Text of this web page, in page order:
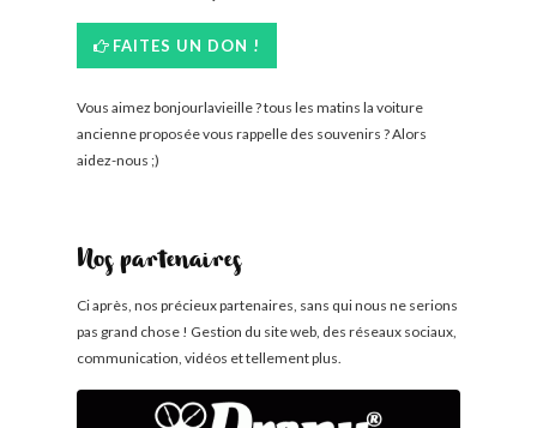
FAITES UN DON !
Vous aimez bonjourlavieille ? tous les matins la voiture
ancienne proposée vous rappelle des souvenirs ? Alors
aidez-nous ;)
Nos partenaires
Ci après, nos précieux partenaires, sans qui nous ne serions
pas grand chose ! Gestion du site web, des réseaux sociaux,
communication, vidéos et tellement plus.